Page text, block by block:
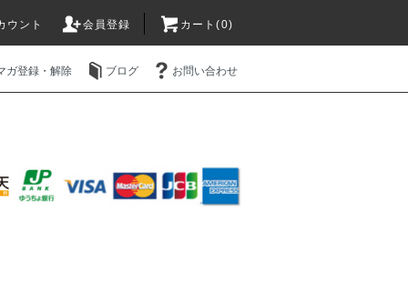
ウント 会員登録 カート(0)
ガ登録・解除 ブログ お問い合わせ